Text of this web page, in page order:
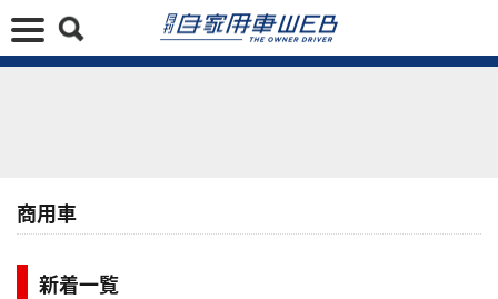
商用車
新着一覧